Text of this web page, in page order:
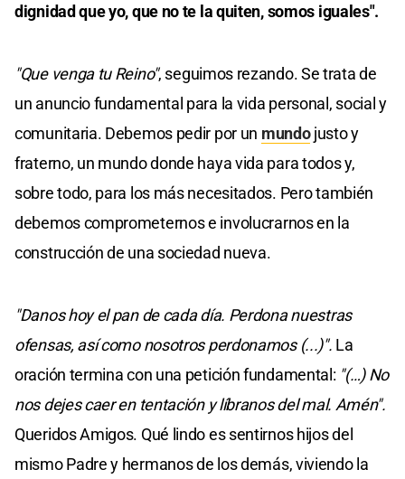
dignidad que yo, que no te la quiten, somos iguales".
"Que venga tu Reino", seguimos rezando. Se trata de
un anuncio fundamental para la vida personal, social y
comunitaria. Debemos pedir por un mundojusto y
fraterno, un mundo donde haya vida para todos y,
sobre todo, para los más necesitados. Pero también
debemos comprometernos e involucrarnos en la
construcción de una sociedad nueva.
"Danos hoy el pan de cada día. Perdona nuestras
ofensas, así como nosotros perdonamos (...)". La
oración termina con una petición fundamental: "(…) No
nos dejes caer en tentación y líbranos del mal. Amén".
Queridos Amigos. Qué lindo es sentirnos hijos del
mismo Padre y hermanos de los demás, viviendo la